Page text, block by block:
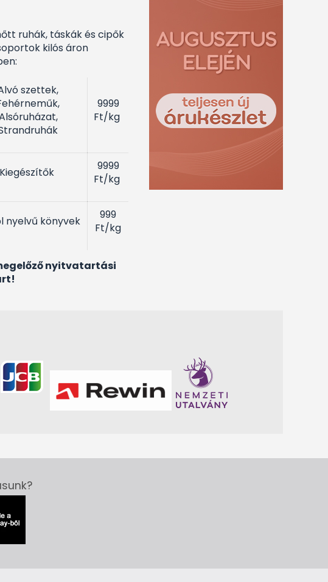
ruhák, táskák és cipők
kilós áron
szettek,
9999
Ft/kg
Kiegészítők
9999
Ft/kg
nyelvű könyvek
999
Ft/kg
nyitvatartási